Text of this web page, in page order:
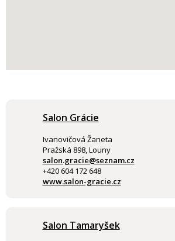
Salon Grácie
Ivanovičová Žaneta
Pražská 898, Louny
salon.gracie@seznam.cz
+420 604 172 648
www.salon-gracie.cz
Salon Tamaryšek